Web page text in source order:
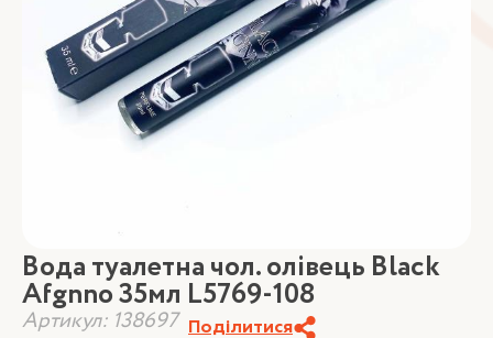
Вода туалетна чол. олівець Black
Afgnno 35мл L5769-108
Артикул: 138697 Поділитися